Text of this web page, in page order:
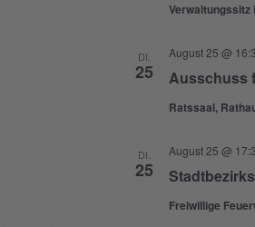
Verwaltungssitz
DI.
25 Ausschuss
August 25 @
Ratssaal,
DI.
25
August 25 @
Freiwillige